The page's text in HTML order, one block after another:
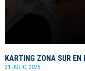
KARTING ZONA SUR
31 JULIO, 2026